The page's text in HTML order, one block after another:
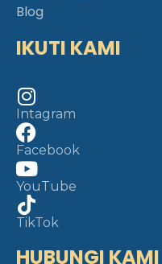
Blog
IKUTI KAMI
Intagram
Facebook
YouTube
TikTok
HUBUNGI KAMI